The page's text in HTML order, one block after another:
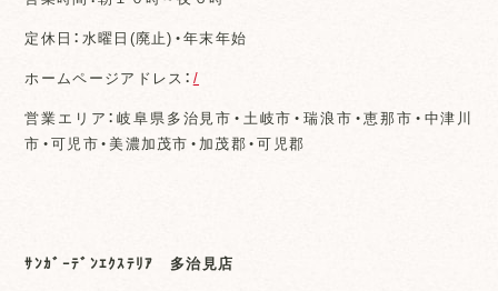
定休日：水曜日(廃止)・年末年始
ホームページアドレス： /
営業エリア：岐阜県多治見市・土岐市・瑞浪市・恵那市・中津川
市・可児市・美濃加茂市・加茂郡・可児郡
ｻﾝｶﾞｰﾃﾞﾝｴｸｽﾃﾘｱ 多治見店